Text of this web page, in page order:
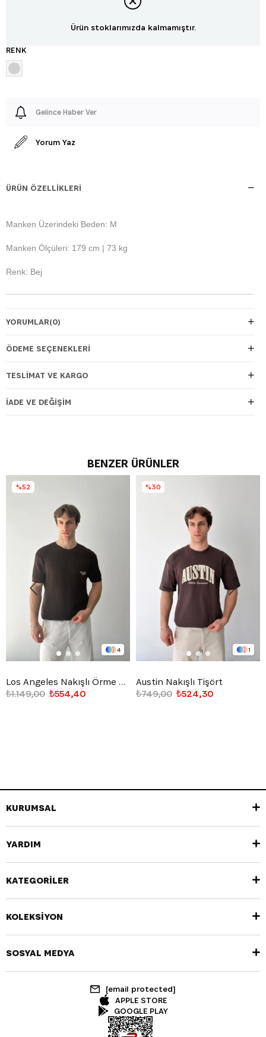
Ürün stoklarımızda kalmamıştır.
RENK
Gelince Haber Ver
Yorum Yaz
ÜRÜN ÖZELLIKLERI
Manken Üzerindeki Beden: M
Manken Ölçüleri: 179 cm | 73 kg
Renk: Bej
YORUMLAR(0)
ÖDEME SEÇENEKLERI
TESLIMAT VE KARGO
İADE VE DEĞIŞIM
BENZER ÜRÜNLER
4
Los Angeles Nakışlı Örme Triko Tişört
₺554,40
₺1.149,00
%52
1
Austin Nakışlı Tişört
₺524,30
₺749,00
%30
KURUMSAL
YARDIM
KATEGORİLER
KOLEKSİYON
SOSYAL MEDYA
[email protected]
APPLE STORE
GOOGLE PLAY